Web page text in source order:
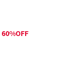
60%OFF